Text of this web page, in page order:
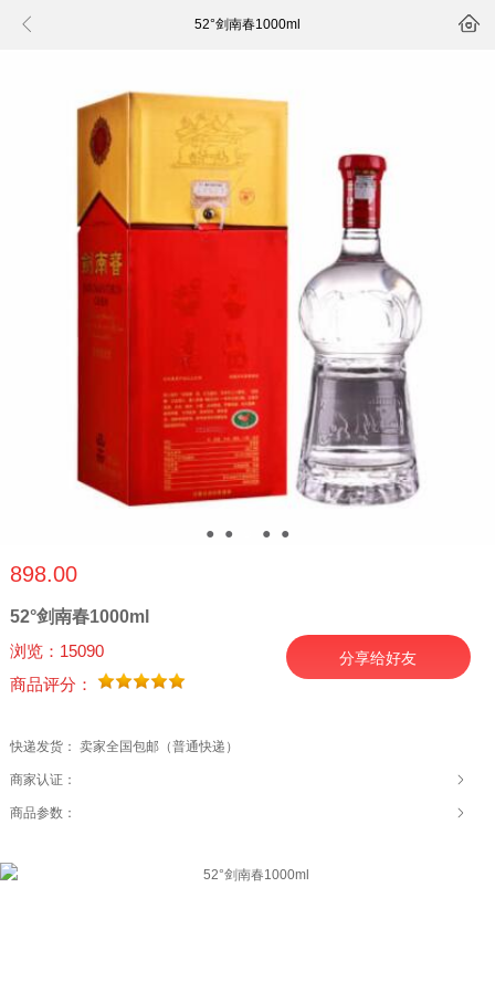
 52°剑南春1000ml 
● ● ● ●
898.00
52°剑南春1000ml
浏览：15090
商品评分：
分享给好友
快递发货： 卖家全国包邮（普通快递）
商家认证：
商品参数：